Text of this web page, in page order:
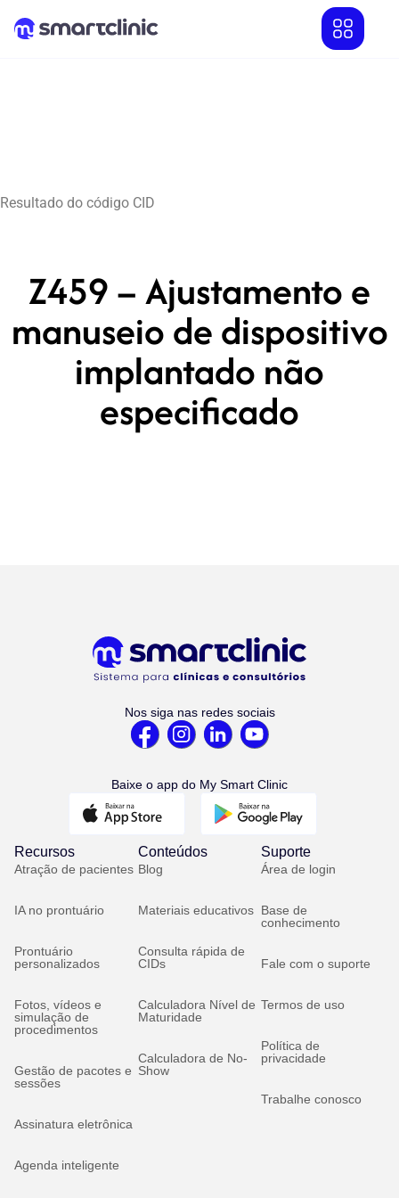
Resultado do código CID
Z459 – Ajustamento e
manuseio de dispositivo
implantado não
especificado
Nos siga nas redes sociais
Baixe o app do My Smart Clinic
Recursos
Atração de pacientes
IA no prontuário
Prontuário
personalizados
Fotos, vídeos e
simulação de
procedimentos
Gestão de pacotes e
sessões
Assinatura eletrônica
Agenda inteligente
Conteúdos
Blog
Materiais educativos
Consulta rápida de
CIDs
Calculadora Nível de
Maturidade
Calculadora de No-
Show
Suporte
Área de login
Base de
conhecimento
Fale com o suporte
Termos de uso
Política de
privacidade
Trabalhe conosco